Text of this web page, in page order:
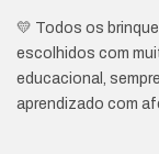
💛 Todos os
escolhidos com
educacional,
aprendizado com